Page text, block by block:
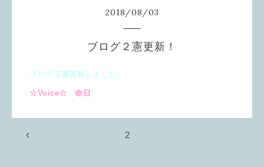
2018/08/03
ブログ２憲更新！
ブログ２憲更新しました。
☆Voice☆ 命日
2